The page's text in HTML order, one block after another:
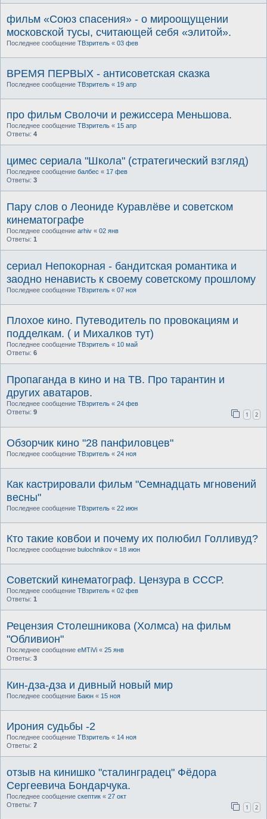
фильм «Союз спасения» - о мироощущении
московской тусы, считающей себя «элитой».
Последнее сообщение ТВзритель « 03 фев
ВРЕМЯ ПЕРВЫХ - антисоветская сказка
Последнее сообщение ТВзритель « 19 апр
про фильм Сволочи и режиссера Меньшова.
Последнее сообщение ТВзритель « 15 апр
Ответы: 4
цимес сериала "Школа" (стратегический взгляд)
Последнее сообщение балбес « 17 фев
Ответы: 3
Пару слов о Леониде Куравлёве и советском
кинематографе
Последнее сообщение arhiv « 02 янв
Ответы: 1
сериал Непокорная - бандитская романтика и
заодно ненависть к своему советскому прошлому
Последнее сообщение ТВзритель « 07 ноя
Плохое кино. Путеводитель по провокациям и
подделкам. ( и Михалков тут)
Последнее сообщение ТВзритель « 10 май
Ответы: 6
Пропаганда в кино и на ТВ. Про тарантин и
других аватаров.
Последнее сообщение ТВзритель « 24 фев
Ответы: 9 1 2
Обзорчик кино "28 панфиловцев"
Последнее сообщение ТВзритель « 24 ноя
Как кастрировали фильм "Семнадцать мгновений
весны"
Последнее сообщение ТВзритель « 22 июн
Кто такие ковбои и почему их полюбил Голливуд?
Последнее сообщение bulochnikov « 18 июн
Советский кинематограф. Цензура в СССР.
Последнее сообщение ТВзритель « 02 фев
Ответы: 1
Рецензия Столешникова (Холмса) на фильм
"Обливион"
Последнее сообщение eMTiVi « 25 янв
Ответы: 3
Кин-дза-дза и дивный новый мир
Последнее сообщение Баюн « 15 ноя
Ирония судьбы -2
Последнее сообщение ТВзритель « 14 ноя
Ответы: 2
отзыв на кинишко "сталинградец" Фёдора
Сергеевича Бондарчука.
Последнее сообщение скептик « 27 окт
Ответы: 7 1 2